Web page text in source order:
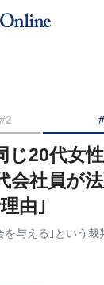
#2
じ20代女
会社員が
由｣
を与える｣という